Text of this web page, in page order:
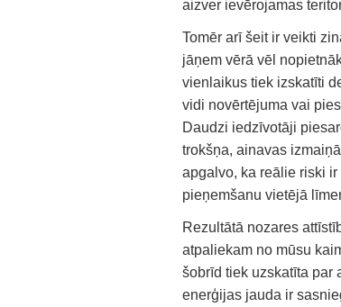
aizver ievērojamas
Tomēr arī šeit ir veikti
jāņem vērā vēl
vienlaikus tiek izskatīti
vidi novērtējuma vai
Daudzi iedzīvotāji
trokšņa, ainavas
apgalvo, ka reālie riski
pieņemšanu vietējā
Rezultātā nozares
atpaliekam no mūsu
šobrīd tiek uzskatīta par
enerģijas jauda ir